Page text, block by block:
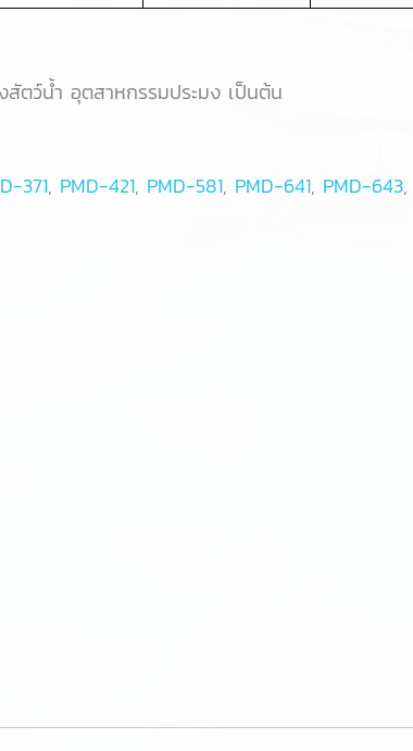
สัตว์น้ำ อุตสาหกรรมประมง เป็นต้น
371, PMD-421, PMD-581, PMD-641, PMD-643,